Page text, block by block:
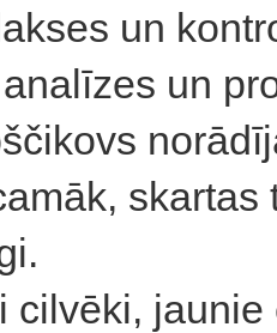
un
un
cilvēki,